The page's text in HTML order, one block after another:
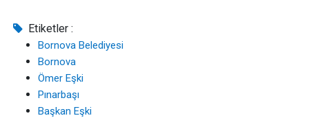
Etiketler :
Bornova Belediyesi
Bornova
Ömer Eşki
Pınarbaşı
Başkan Eşki